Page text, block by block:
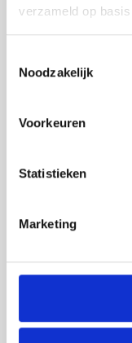
verzameld op
Noodzakelijk
Voorkeuren
Statistieken
Marketing
Jouw
adviseurs van
feedback
Ik ga
worden
zijn bij deze